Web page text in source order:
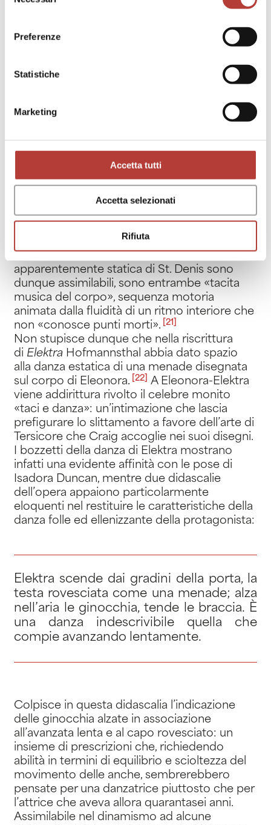
Preferenze
Statistiche
Marketing
Accetta tutti
Accetta selezionati
Rifiuta
Il gesto raffinato di Duse manifestava dunque,
agli occhi dell’osservatore esperto, una
specificità che è tipica della danza tanto da
decodificare l’arte di Ruth St. Denis. La
apparentemente statica di St. Denis sono
dunque assimilabili, sono entrambe «tacita
musica del corpo», sequenza motoria
animata dalla fluidità di un ritmo interiore che
non «conosce punti morti». [21]
Non stupisce dunque che nella riscrittura
di ElektraHofmannsthal abbia dato spazio
alla danza estatica di una menade disegnata
sul corpo di Eleonora. [22]
A Eleonora-Elektra
viene addirittura rivolto il celebre monito
«taci e danza»: un’intimazione che lascia
prefigurare lo slittamento a favore dell’arte di
Tersicore che Craig accoglie nei suoi disegni.
I bozzetti della danza di Elektra mostrano
infatti una evidente affinità con le pose di
Isadora Duncan, mentre due didascalie
dell’opera appaiono particolarmente
eloquenti nel restituire le caratteristiche della
danza folle ed ellenizzante della protagonista:
Elektra scende dai gradini della porta, la
testa rovesciata come una menade; alza
nell’aria le ginocchia, tende le braccia. È
una danza indescrivibile quella che
compie avanzando lentamente.
Colpisce in questa didascalia l’indicazione
delle ginocchia alzate in associazione
all’avanzata lenta e al capo rovesciato: un
insieme di prescrizioni che, richiedendo
abilità in termini di equilibrio e scioltezza del
movimento delle anche, sembrerebbero
pensate per una danzatrice piuttosto che per
l’attrice che aveva allora quarantasei anni.
Assimilabile nel dinamismo ad alcune